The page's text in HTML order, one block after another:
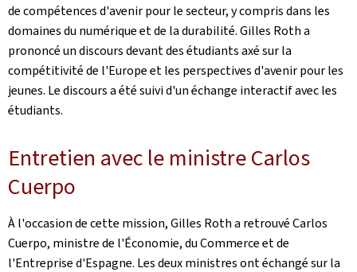
de compétences d'avenir pour le secteur, y compris dans les
domaines du numérique et de la durabilité. Gilles Roth a
prononcé un discours devant des étudiants axé sur la
compétitivité de l'Europe et les perspectives d'avenir pour les
jeunes. Le discours a été suivi d'un échange interactif avec les
étudiants.
Entretien avec le ministre Carlos
Cuerpo
À l'occasion de cette mission, Gilles Roth a retrouvé Carlos
Cuerpo, ministre de l'Économie, du Commerce et de
l'Entreprise d'Espagne. Les deux ministres ont échangé sur la